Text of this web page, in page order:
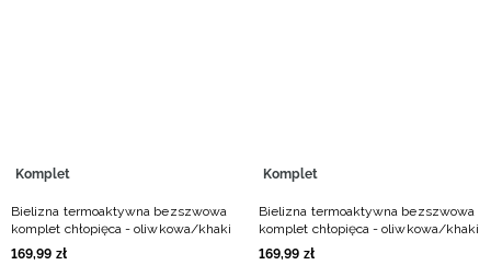
Komplet
Bielizna termoaktywna bezszwowa
komplet chłopięca - oliwkowa/khaki
169,99 zł
Komplet
Bielizna termoaktywna bezszwowa
komplet chłopięca - oliwkowa/khaki
169,99 zł